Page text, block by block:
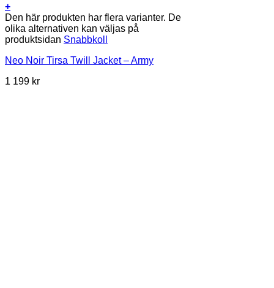
+
Den här produkten har flera varianter. De
olika alternativen kan väljas på
produktsidan Snabbkoll
Neo Noir Tirsa Twill Jacket – Army
1 199 kr